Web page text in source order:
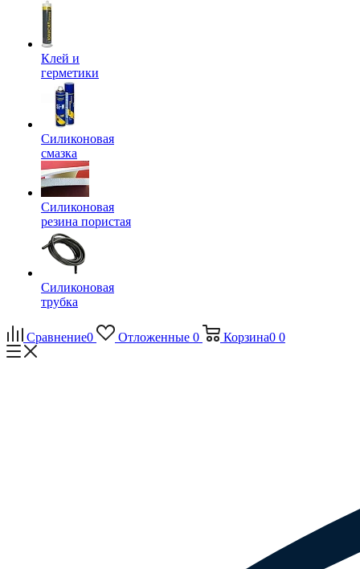
Клей и
герметики
Силиконовая
смазка
Силиконовая
резина пористая
Силиконовая
трубка
Сравнение0 Отложенные 0 Корзина0 0